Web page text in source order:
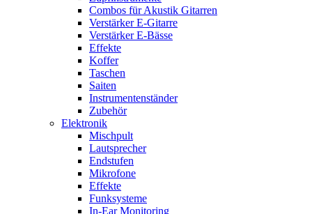
Combos für Akustik Gitarren
Verstärker E-Gitarre
Verstärker E-Bässe
Effekte
Koffer
Taschen
Saiten
Instrumentenständer
Zubehör
Elektronik
Mischpult
Lautsprecher
Endstufen
Mikrofone
Effekte
Funksysteme
In-Ear Monitoring